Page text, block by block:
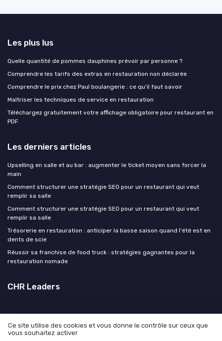
Les plus lus
Quelle quantité de pommes dauphines prévoir par personne ?
Comprendre les tarifs des extras en restauration non déclarée
Comprendre le prix chez Paul boulangerie : ce qu’il faut savoir
Maîtriser les techniques de service en restauration
Téléchargez gratuitement votre affichage obligatoire pour restaurant en
PDF
Les derniers articles
Upselling en salle et au bar : augmenter le ticket moyen sans forcer la
main
Comment structurer une stratégie SEO pour un restaurant qui veut
remplir sa salle
Comment structurer une stratégie SEO pour un restaurant qui veut
remplir sa salle
Trésorerie en restauration : anticiper la basse saison quand l'été est en
dents de scie
Réussir sa franchise de food truck : stratégies gagnantes pour la
restauration nomade
CHR Leaders
Mentions légales
Ce site utilise des cookies et vous donne le contrôle sur ceux que
vous souhaitez activer